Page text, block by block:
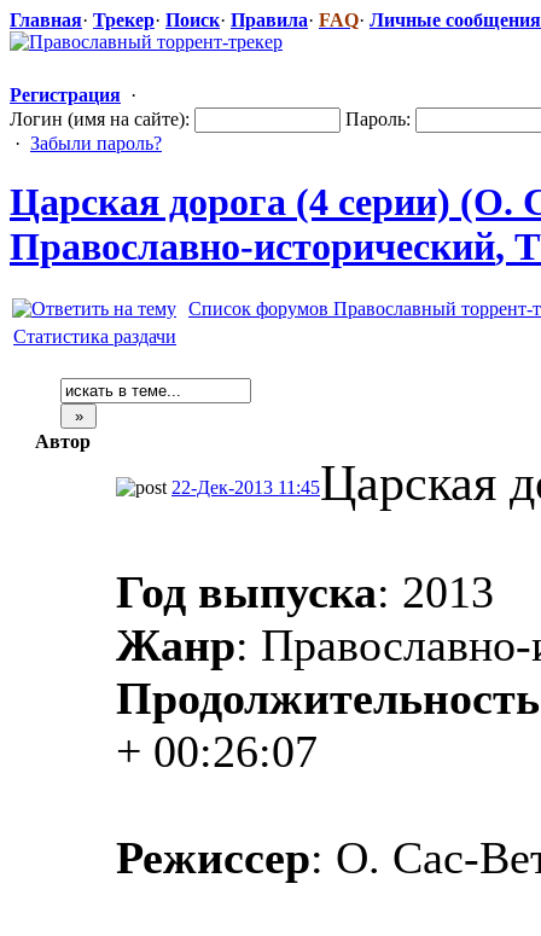
Главная· Трекер· Поиск· Правила· FAQ· Личные сообщения
Регистрация ·
Логин (имя на сайте):
Пароль:
· Забыли пароль?
Царская дорога (4 серии) (О.
Православно-​исторический​,
Список форумов Православный торрент-
Статистика раздачи
Автор
22-Дек-2013 11:45Царская
Год выпуска: 2013
Жанр:
Продолжительность
+ 00:26:07
Режиссер: О. Сас-